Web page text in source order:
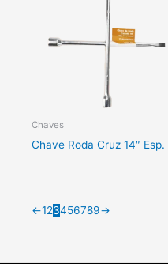
Chaves
Chave Roda Cruz 14″ Esp.
←123456789→